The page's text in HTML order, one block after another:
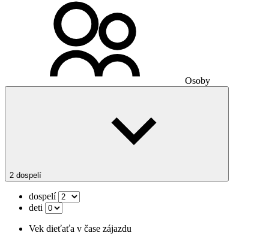
Osoby
2 dospelí
dospelí
deti
Vek dieťaťa v čase zájazdu